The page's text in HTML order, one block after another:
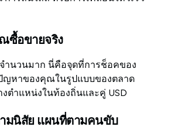
ซื้อขายจริง
ำนวนมาก นี่คือจุดที่การช็อคของ
ญหาของคุณในรูปแบบของตลาด
ตำแหน่งในท้องถิ่นและคู่ USD
มนิสัย แผนที่ตามคนขับ